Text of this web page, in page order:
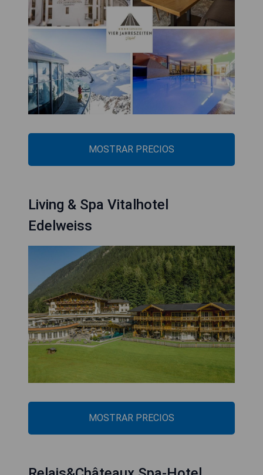
MOSTRAR PRECIOS
Living & Spa Vitalhotel
Edelweiss
MOSTRAR PRECIOS